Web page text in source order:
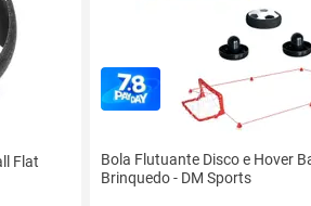
Flat
Bola Flutuante Disco e Hover
Brinquedo - DM Sports